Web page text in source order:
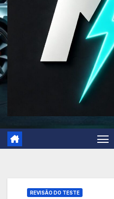
REVISÃO DO TESTE